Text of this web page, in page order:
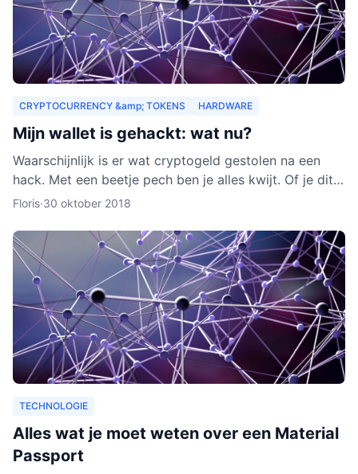
CRYPTOCURRENCY &amp; TOKENS HARDWARE
Mijn wallet is gehackt: wat nu?
Waarschijnlijk is er wat cryptogeld gestolen na een
hack. Met een beetje pech ben je alles kwijt. Of je dit
nog terug kunt krijgen, leggen we je uit in dit arti
Floris·30 oktober 2018
TECHNOLOGIE
Alles wat je moet weten over een Material
Passport